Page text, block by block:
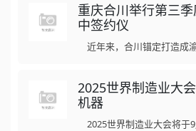
重庆合川举行第三
中签约仪
近年来，合川锚定打造成
2025世界制造业大
机器
2025世界制造业大会将于